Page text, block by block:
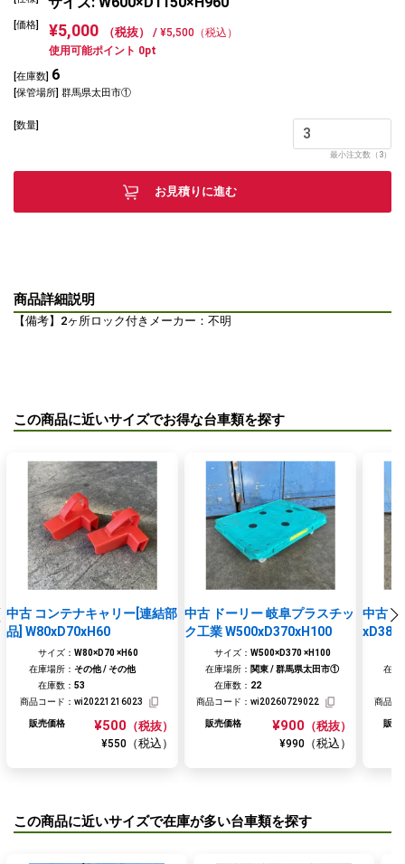
[価格] ¥5,000 （税抜） / ¥5,500（税込）
使用可能ポイント 0pt
[在庫数] 6
[保管場所] 群馬県太田市①
[数量]
最小注文数（3）
お見積りに進む
商品詳細説明
【備考】2ヶ所ロック付きメーカー：不明
この商品に近いサイズでお得な台車類を探す
中古 コンテナキャリー[連結部
品] W80xD70xH60
サイズ： W80×D70 ×H60
在庫場所： その他 / その他
在庫数： 53
商品コード： wi20221216023
販売価格 ¥500 （税抜）
¥550 （税込）
中古 ドーリー 岐阜プラスチッ
ク工業 W500xD370xH100
サイズ： W500×D370 ×H100
在庫場所： 関東 / 群馬県太田市①
在庫数： 22
商品コード： wi20260729022
販売価格 ¥900 （税抜）
¥990 （税込）
中古
在庫
商品コ
販売
この商品に近いサイズで在庫が多い台車類を探す